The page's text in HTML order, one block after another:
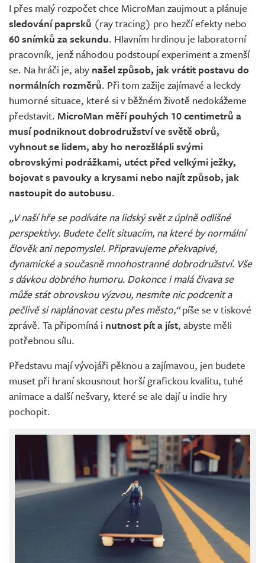
I přes malý rozpočet chce MicroMan zaujmout a plánuje
sledování paprsků (ray tracing) pro hezčí efekty nebo
60 snímků za sekundu. Hlavním hrdinou je laboratorní
pracovník, jenž náhodou podstoupí experiment a zmenší
se. Na hráči je, aby našel způsob, jak vrátit postavu do
normálních rozměrů. Při tom zažije zajímavé a leckdy
humorné situace, které si v běžném životě nedokážeme
představit. MicroMan měří pouhých 10 centimetrů a
musí podniknout dobrodružství ve světě obrů,
vyhnout se lidem, aby ho nerozšlápli svými
obrovskými podrážkami, utéct před velkými ježky,
bojovat s pavouky a krysami nebo najít způsob, jak
nastoupit do autobusu.
„V naší hře se podíváte na lidský svět z úplně odlišné
perspektivy. Budete čelit situacím, na které by normální
člověk ani nepomyslel. Připravujeme překvapivé,
dynamické a současně mnohostranné dobrodružství. Vše
s dávkou dobrého humoru. Dokonce i malá čivava se
může stát obrovskou výzvou, nesmíte nic podcenit a
pečlivě si naplánovat cestu přes město,“píše se v tiskové
zprávě. Ta připomíná i nutnost pít a jíst, abyste měli
potřebnou sílu.
Představu mají vývojáři pěknou a zajímavou, jen budete
muset při hraní skousnout horší grafickou kvalitu, tuhé
animace a další nešvary, které se ale dají u indie hry
pochopit.